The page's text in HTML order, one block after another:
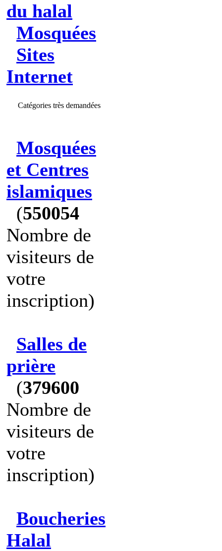
du halal
Mosquées
Sites
Internet
Catégories très demandées
Mosquées
et Centres
islamiques
(550054
Nombre de
visiteurs de
votre
inscription)
Salles de
prière
(379600
Nombre de
visiteurs de
votre
inscription)
Boucheries
Halal